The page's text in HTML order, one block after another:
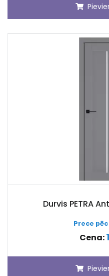
Durvis PETRA
Prece
Cena: